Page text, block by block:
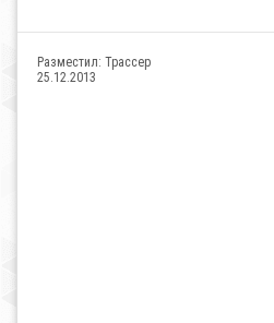
Разместил: Трассер
25.12.2013